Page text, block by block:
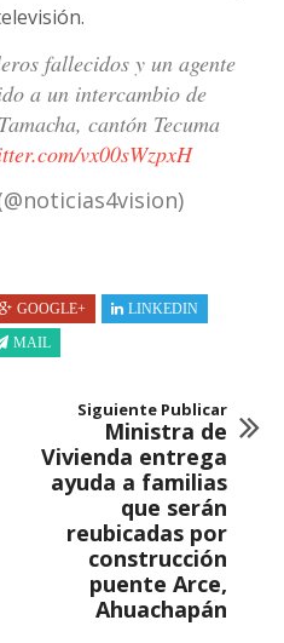
fallecidos y un agente
a un intercambio de
cantón Tecuma
vx00sWzpxH
GOOGLE+
LINKEDIN
MAIL
Siguiente Publicar
Ministra de
Vivienda entrega
ayuda a familias
que serán
reubicadas por
construcción
puente Arce,
Ahuachapán